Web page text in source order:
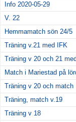
Info 2020-05-29
V. 22
Hemmamatch sön 24/5
Träning v.21 med IFK
Träning v 20 och 21
Match i Mariestad på
Träning v 20 och match
Träning, match v.19
Träning v 18